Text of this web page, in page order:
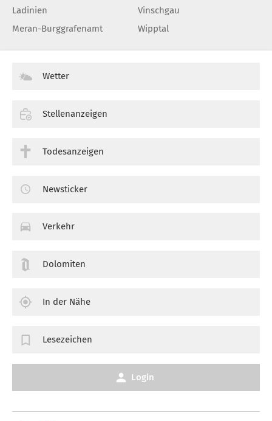
Ladinien
Meran-Burggrafenamt
Vinschgau
Wipptal
Wetter
Stellenanzeigen
Todesanzeigen
Newsticker
Verkehr
Dolomiten
In der Nähe
Lesezeichen
Login